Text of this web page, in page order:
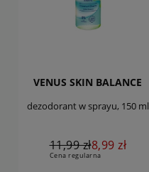
VENUS SKIN BALANCE
dezodorant w sprayu, 150 ml
11,99 zł
Cena regularna
8,99 zł